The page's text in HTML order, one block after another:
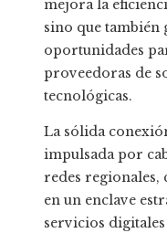
mejora la
sino que también
oportunidades
proveedoras de
tecnológicas.
La sólida
impulsada por
redes regionales,
en un enclave
servicios